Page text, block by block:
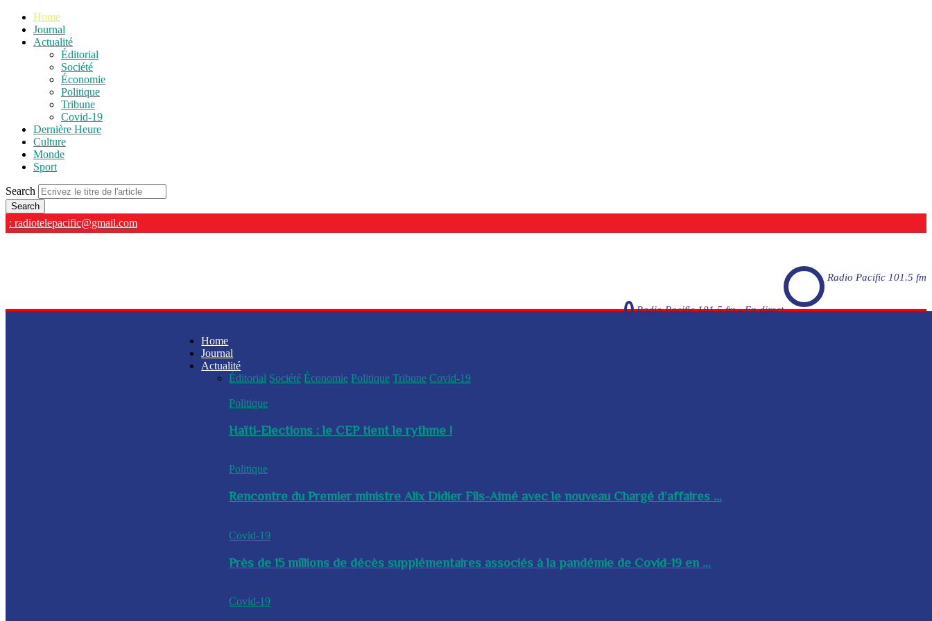
Home
Journal
Actualité
Éditorial
Société
Économie
Politique
Tribune
Covid-19
Dernière Heure
Culture
Monde
Sport
Search
: radiotelepacific@gmail.com
Radio Pacific 101.5 fm
Radio Pacific 101.5 fm - En direct
Home
Journal
Actualité
Éditorial Société Économie Politique Tribune Covid-19
Politique
Haïti-Elections : le CEP tient le rythme !
Politique
Rencontre du Premier ministre Alix Didier Fils-Aimé avec le nouveau Chargé d’affaires ...
Covid-19
Près de 15 millions de décès supplémentaires associés à la pandémie de Covid-19 en ...
Covid-19